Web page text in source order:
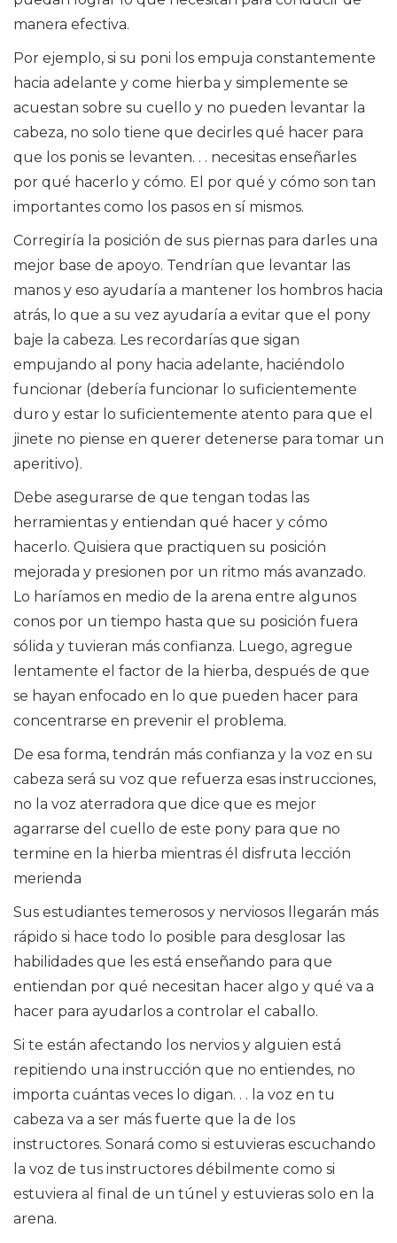
manera efectiva.
Por ejemplo, si su poni los empuja constantemente
hacia adelante y come hierba y simplemente se
acuestan sobre su cuello y no pueden levantar la
cabeza, no solo tiene que decirles qué hacer para
que los ponis se levanten. . . necesitas enseñarles
por qué hacerlo y cómo. El por qué y cómo son tan
importantes como los pasos en sí mismos.
Corregiría la posición de sus piernas para darles una
mejor base de apoyo. Tendrían que levantar las
manos y eso ayudaría a mantener los hombros hacia
atrás, lo que a su vez ayudaría a evitar que el pony
baje la cabeza. Les recordarías que sigan
empujando al pony hacia adelante, haciéndolo
funcionar (debería funcionar lo suficientemente
duro y estar lo suficientemente atento para que el
jinete no piense en querer detenerse para tomar un
aperitivo).
Debe asegurarse de que tengan todas las
herramientas y entiendan qué hacer y cómo
hacerlo. Quisiera que practiquen su posición
mejorada y presionen por un ritmo más avanzado.
Lo haríamos en medio de la arena entre algunos
conos por un tiempo hasta que su posición fuera
sólida y tuvieran más confianza. Luego, agregue
lentamente el factor de la hierba, después de que
se hayan enfocado en lo que pueden hacer para
concentrarse en prevenir el problema.
De esa forma, tendrán más confianza y la voz en su
cabeza será su voz que refuerza esas instrucciones,
no la voz aterradora que dice que es mejor
agarrarse del cuello de este pony para que no
termine en la hierba mientras él disfruta lección
merienda
Sus estudiantes temerosos y nerviosos llegarán más
rápido si hace todo lo posible para desglosar las
habilidades que les está enseñando para que
entiendan por qué necesitan hacer algo y qué va a
hacer para ayudarlos a controlar el caballo.
Si te están afectando los nervios y alguien está
repitiendo una instrucción que no entiendes, no
importa cuántas veces lo digan. . . la voz en tu
cabeza va a ser más fuerte que la de los
instructores. Sonará como si estuvieras escuchando
la voz de tus instructores débilmente como si
estuviera al final de un túnel y estuvieras solo en la
arena.